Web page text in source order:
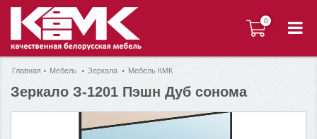
0
0
Главная Мебель Зеркала Мебель КМК
Зеркало З-1201 Пэшн Дуб сонома